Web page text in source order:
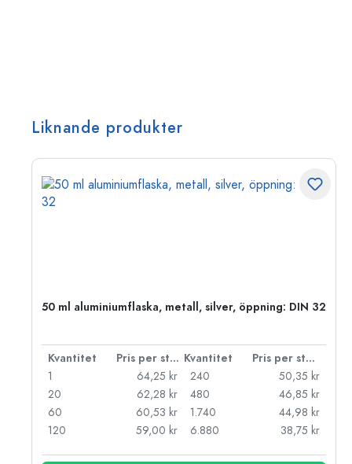
Liknande produkter
50 ml aluminiumflaska, metall, silver, öppning: DIN 32
Kvantitet Pris per styck Kvantitet
Pris per styck
1
64,25 kr
20
62,28 kr
60
60,53 kr
120
59,00 kr
240
50,35 kr
480
46,85 kr
1.740
44,98 kr
6.880
38,75 kr